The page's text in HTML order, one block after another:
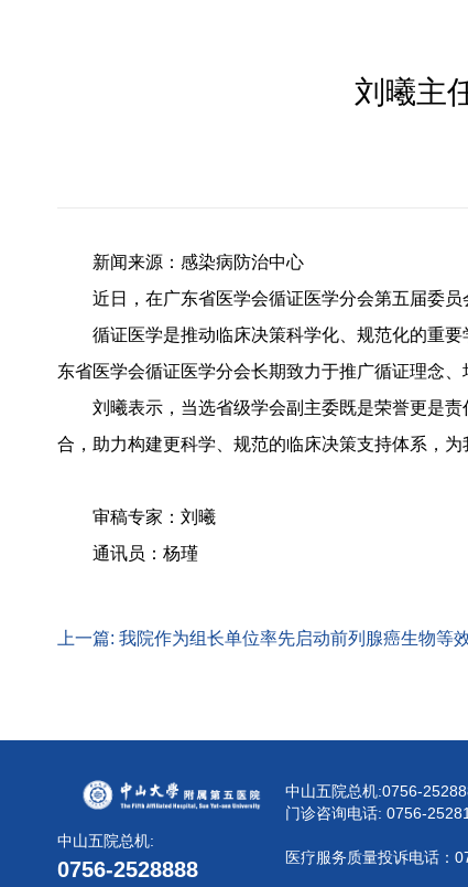
刘曦主
新闻来源：感染病防治中心
近日，在广东省医学会循证医学分会第五届委
循证医学是推动临床决策科学化、规范化的重
东省医学会循证医学分会长期致力于推广循证理念
刘曦表示，当选省级学会副主委既是荣誉更是
合，助力构建更科学、规范的临床决策支持体系，为
审稿专家：刘曦
通讯员：杨瑾
上一篇: 我院作为组长单位率先启动前列腺癌生物等
中山五院总机:
0756-2528888
中山五院总机:0756-
门诊咨询电话: 0756-
医疗服务质量投诉电话：